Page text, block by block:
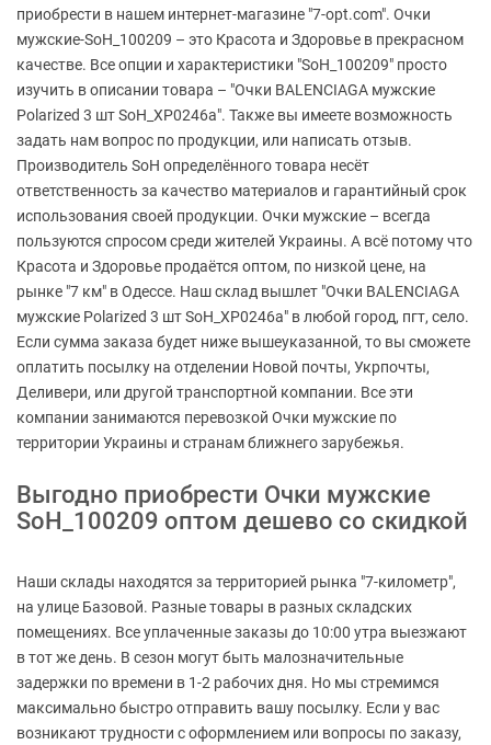
приобрести в нашем интернет-магазине "7-opt.com". Очки
мужские-SoH_100209 – это Красота и Здоровье в прекрасном
качестве. Все опции и характеристики "SoH_100209" просто
изучить в описании товара – "Очки BALENCIAGA мужские
Polarized 3 шт SoH_XP0246a". Также вы имеете возможность
задать нам вопрос по продукции, или написать отзыв.
Производитель SoH определённого товара несёт
ответственность за качество материалов и гарантийный срок
использования своей продукции. Очки мужские – всегда
пользуются спросом среди жителей Украины. А всё потому что
Красота и Здоровье продаётся оптом, по низкой цене, на
рынке "7 км" в Одессе. Наш склад вышлет "Очки BALENCIAGA
мужские Polarized 3 шт SoH_XP0246a" в любой город, пгт, село.
Если сумма заказа будет ниже вышеуказанной, то вы сможете
оплатить посылку на отделении Новой почты, Укрпочты,
Деливери, или другой транспортной компании. Все эти
компании занимаются перевозкой Очки мужские по
территории Украины и странам ближнего зарубежья.
Выгодно приобрести Очки мужские
SoH_100209 оптом дешево со скидкой
Наши склады находятся за территорией рынка "7-километр",
на улице Базовой. Разные товары в разных складских
помещениях. Все уплаченные заказы до 10:00 утра выезжают
в тот же день. В сезон могут быть малозначительные
задержки по времени в 1-2 рабочих дня. Но мы стремимся
максимально быстро отправить вашу посылку. Если у вас
возникают трудности с оформлением или вопросы по заказу,